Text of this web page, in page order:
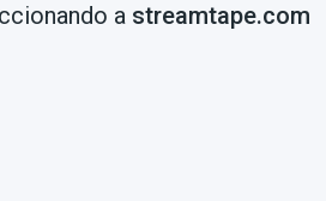
a streamtape.com